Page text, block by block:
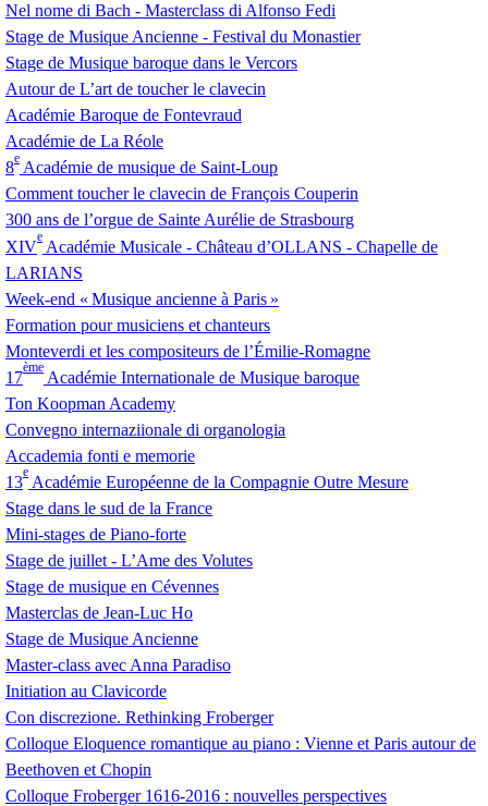
Nel nome di Bach - Masterclass di Alfonso Fedi
Stage de Musique Ancienne - Festival du Monastier
Stage de Musique baroque dans le Vercors
Autour de L’art de toucher le clavecin
Académie Baroque de Fontevraud
Académie de La Réole
8
e
Académie de musique de Saint-Loup
Comment toucher le clavecin de François Couperin
300 ans de l’orgue de Sainte Aurélie de Strasbourg
XIV
e
Académie Musicale - Château d’OLLANS - Chapelle de
LARIANS
Week-end « Musique ancienne à Paris »
Formation pour musiciens et chanteurs
Monteverdi et les compositeurs de l’Émilie-Romagne
17
ème
Académie Internationale de Musique baroque
Ton Koopman Academy
Convegno internaziionale di organologia
Accademia fonti e memorie
13
e
Académie Européenne de la Compagnie Outre Mesure
Stage dans le sud de la France
Mini-stages de Piano-forte
Stage de juillet - L’Ame des Volutes
Stage de musique en Cévennes
Masterclas de Jean-Luc Ho
Stage de Musique Ancienne
Master-class avec Anna Paradiso
Initiation au Clavicorde
Con discrezione. Rethinking Froberger
Colloque Eloquence romantique au piano : Vienne et Paris autour de
Beethoven et Chopin
Colloque Froberger 1616-2016 : nouvelles perspectives